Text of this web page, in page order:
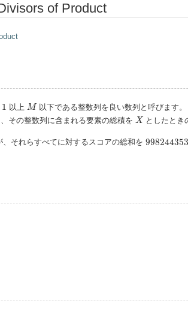
of Product
1
1 以上 M
M
以下である整数列を良い数列と呼びます。
その整数列に含まれる要素の総積を X
X としたとき
、それらすべてに対するスコアの総和を998244353
998244353